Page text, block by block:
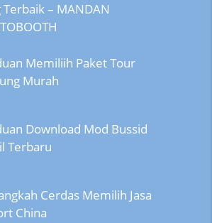
Terbaik – MANDAN
Memiliih Paket Tour
Murah
Download Mod Bussid
Terbaru
Cerdas Memilih Jasa
China